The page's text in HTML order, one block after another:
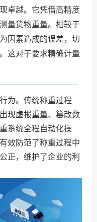
卓越。它凭借高精度
量货物重量。相较于
因素造成的误差，切
这对于要求精确计量
为。传统称重过程
现虚报重量、篡改数
系统全程自动化操
效防范了称重过程中
正，维护了企业的利